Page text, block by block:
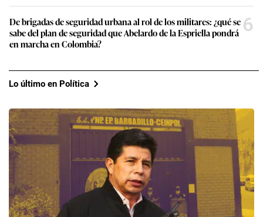
De brigadas de seguridad urbana al rol de los militares: ¿qué se
sabe del plan de seguridad que Abelardo de la Espriella pondrá
en marcha en Colombia?
6
Lo último en Política